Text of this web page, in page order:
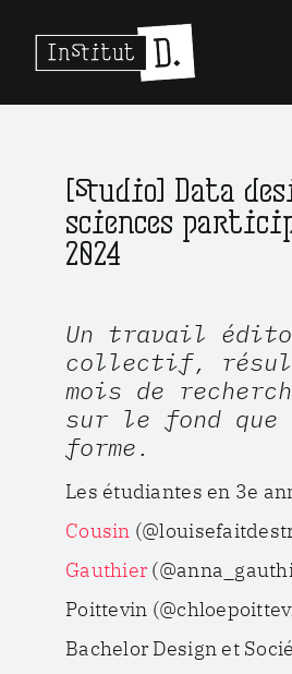
[Studio] Data
sciences
2024
Un travail
collectif,
mois de
sur le fond
forme.
Les étudiantes en 3e
Cousin
Gauthier
Poittevin
Bachelor Design et